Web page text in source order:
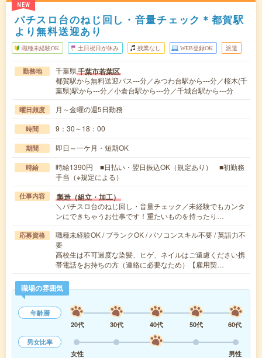
NEW
パチスロ台のねじ回し・音量チェック＊都賀駅
より無料送迎あり
職種未経験OK 土日祝日が休み 残業なし WEB登録OK 派遣
勤務地 千葉県千葉市若葉区
都賀駅から無料送迎バス---分／みつわ台駅から---分／桜木(千
葉県)駅から---分／小倉台駅から---分／千城台駅から---分
曜日頻度 月～金曜の週5日勤務
時間 9：30～18：00
期間 即日～一ケ月・短期OK
時給
時給1390円 ■日払い・翌日振込OK（規定あり） ■初勤務
手当（※規定による）
仕事内容 製造（組立・加工）
＼パチスロ台のねじ回し・音量チェック／未経験でもカンタ
ンにできちゃうお仕事です！重たいものを持ったり…
応募資格
職種未経験OK / ブランクOK / パソコンスキル不要 / 英語力不
要
高校生は不可過度な染髪、ヒゲ、ネイルはご遠慮ください携
帯電話をお持ちの方（連絡に必要なため）【雇用契…
職場の雰囲気
年齢層
20代
30代 40代 50代
60代
男女比率
女性
男性